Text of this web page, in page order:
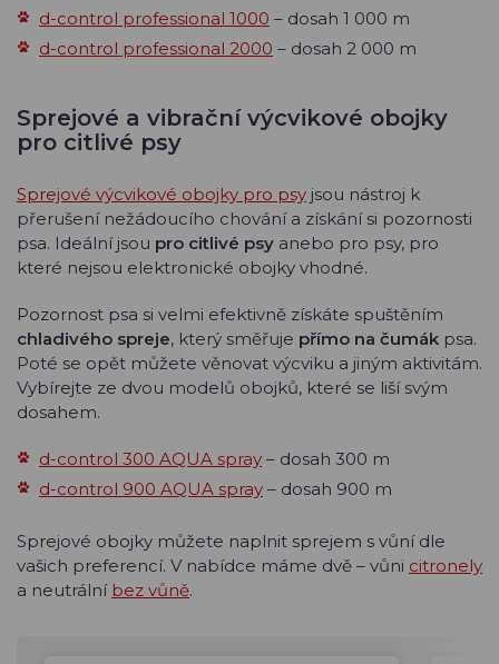
d-control professional 1000 – dosah 1 000 m
d-control professional 2000 – dosah 2 000 m
Sprejové a vibrační výcvikové obojky
pro citlivé psy
Sprejové výcvikové obojky pro psy jsou nástroj k
přerušení nežádoucího chování a získání si pozornosti
psa. Ideální jsou pro citlivé psy anebo pro psy, pro
které nejsou elektronické obojky vhodné.
Pozornost psa si velmi efektivně získáte spuštěním
chladivého spreje, který směřuje přímo na čumák psa.
Poté se opět můžete věnovat výcviku a jiným aktivitám.
Vybírejte ze dvou modelů obojků, které se liší svým
dosahem.
d-control 300 AQUA spray – dosah 300 m
d-control 900 AQUA spray – dosah 900 m
Sprejové obojky můžete naplnit sprejem s vůní dle
vašich preferencí. V nabídce máme dvě – vůni citronely
a neutrální bez vůně.